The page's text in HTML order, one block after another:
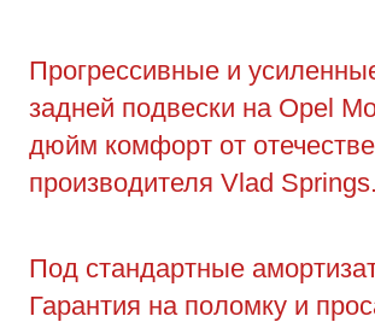
Прогрессивные и
задней подвески на Opel
дюйм комфорт от
производителя Vlad Springs.
Под стандартные
Гарантия на поломку и